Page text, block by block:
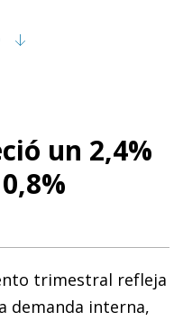
un 2,4%
trimestral refleja
demanda interna,